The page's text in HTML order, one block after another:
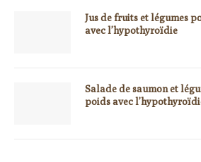
Jus de fruits et légumes
avec l’hypothyroïdie
Salade de saumon et
poids avec